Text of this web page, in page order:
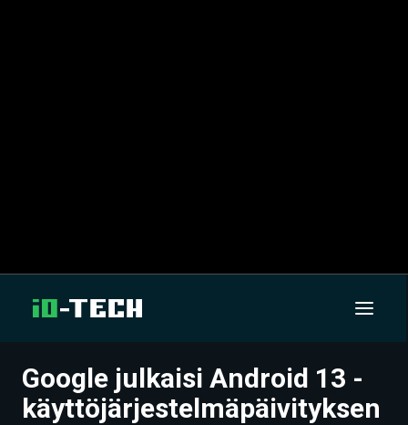
UUTISET
Google julkaisi Android 13 -
käyttöjärjestelmäpäivityksen